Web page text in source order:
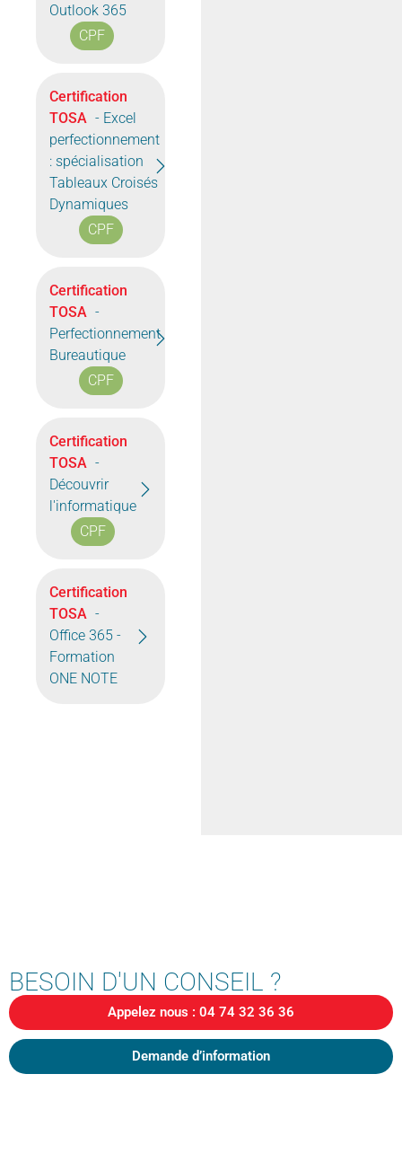
Outlook 365
CPF
Certification
TOSA - Excel
perfectionnement
: spécialisation
Tableaux Croisés
Dynamiques
CPF
Certification
TOSA -
Perfectionnement
Bureautique
CPF
Certification
TOSA -
Découvrir
l'informatique
CPF
Certification
TOSA -
Office 365 -
Formation
ONE NOTE
BESOIN D'UN CONSEIL ?
Appelez nous : 04 74 32 36 36
Demande d’information